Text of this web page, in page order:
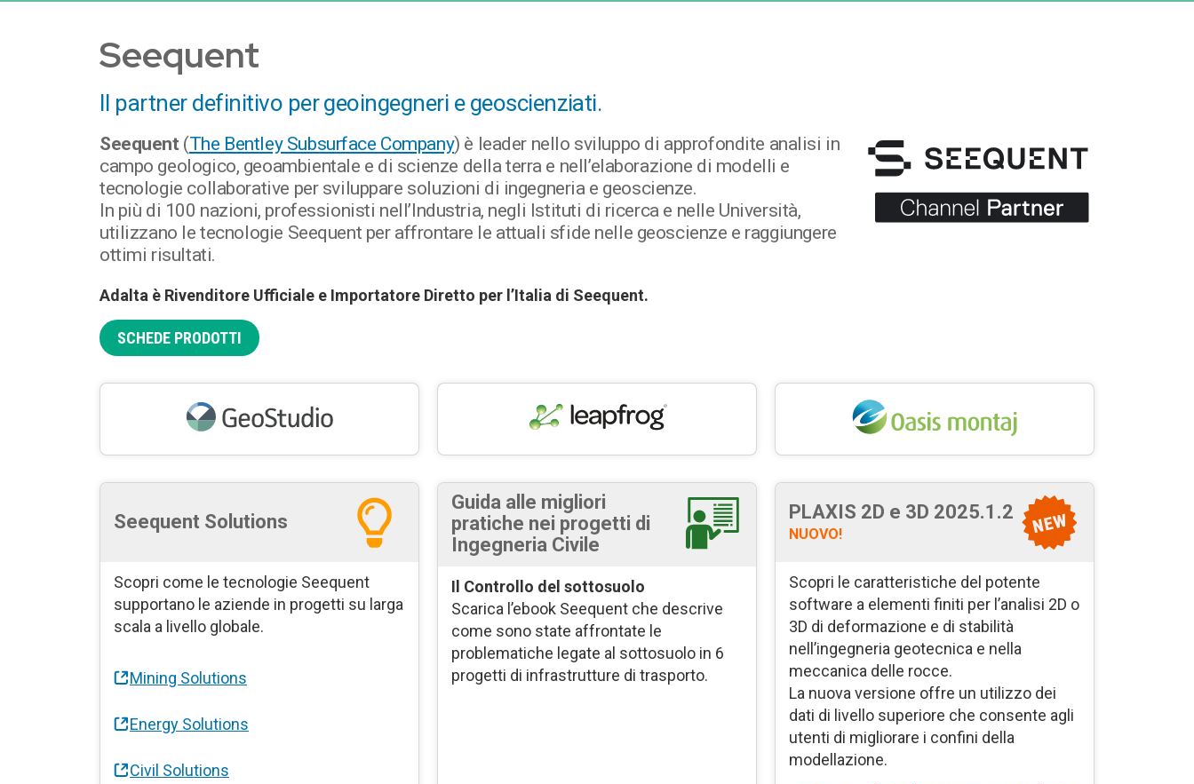
Seequent
Il partner definitivo per geoingegneri e geoscienziati.
Seequent (The Bentley Subsurface Company) è leader nello sviluppo di approfondite analisi in
campo geologico, geoambientale e di scienze della terra e nell’elaborazione di modelli e
tecnologie collaborative per sviluppare soluzioni di ingegneria e geoscienze.
In più di 100 nazioni, professionisti nell’Industria, negli Istituti di ricerca e nelle Università,
utilizzano le tecnologie Seequent per affrontare le attuali sfide nelle geoscienze e raggiungere
ottimi risultati.
Adalta è Rivenditore Ufficiale e Importatore Diretto per l’Italia di Seequent.
SCHEDE PRODOTTI
Seequent Solutions
Scopri come le tecnologie Seequent
supportano le aziende in progetti su larga
scala a livello globale.
Mining Solutions
Energy Solutions
Civil Solutions
Guida alle migliori
pratiche nei progetti di
Ingegneria Civile
Il Controllo del sottosuolo
Scarica l’ebook Seequent che descrive
come sono state affrontate le
problematiche legate al sottosuolo in 6
progetti di infrastrutture di trasporto.
PLAXIS 2D e 3D 2025.1 .2
NUOVO!
Scopri le caratteristiche del potente
software a elementi finiti per l’analisi 2D o
3D di deformazione e di stabilità
nell’ingegneria geotecnica e nella
meccanica delle rocce.
La nuova versione offre un utilizzo dei
dati di livello superiore che consente agli
utenti di migliorare i confini della
modellazione.